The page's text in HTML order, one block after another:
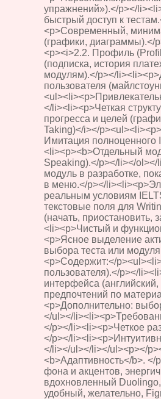
упражнений»).</p></
быстрый доступ к
<p>Современный,
(графики, диаграммы).</
<p><i>2.2. Профиль
(подписка, история
модулям).</p></
пользователя
</li><li><p>Четкая
прогресса и целей
Taking)</i></
Имитация полноценного
<li><p><b>Отдельный
Speaking).</p></li></
модуль в разработке,
в меню.</p></
реальным условиям
текстовые поля для
(начать, приостановить,
<li><p>Чистый и
<p>Ясное выделение
выбора теста или
<p>Содержит:</
пользователя).</p></
интерфейса
предпочтений по
<p>Дополнительно:
</ul></
</p></li><li><p>Четкое
</p></
</li></ul></li></ul><p></
<b>Адаптивность</b>. </
фона и акцентов,
вдохновленный
удобный, желательно,